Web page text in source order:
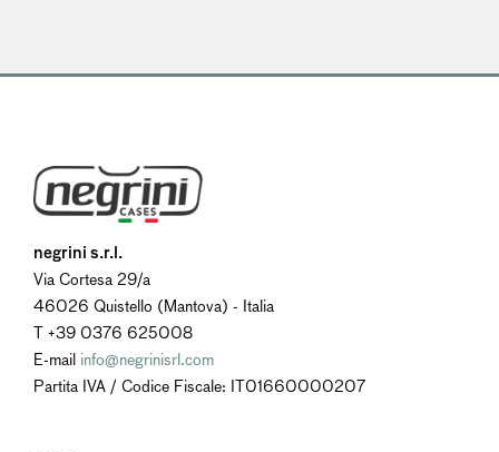
negrini s.r.l.
Via Cortesa 29/a
46026 Quistello (Mantova) - Italia
T +39 0376 625008
E-mail info@negrinisrl.com
Partita IVA / Codice Fiscale: IT01660000207